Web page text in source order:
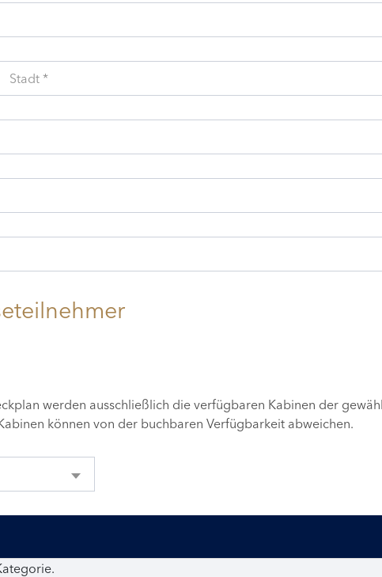
Stadt *
werden ausschließlich die verfügbaren Kabinen der
können von der buchbaren Verfügbarkeit abweichen.